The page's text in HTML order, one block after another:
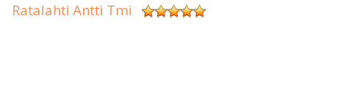
Ratalahti Antti Tmi